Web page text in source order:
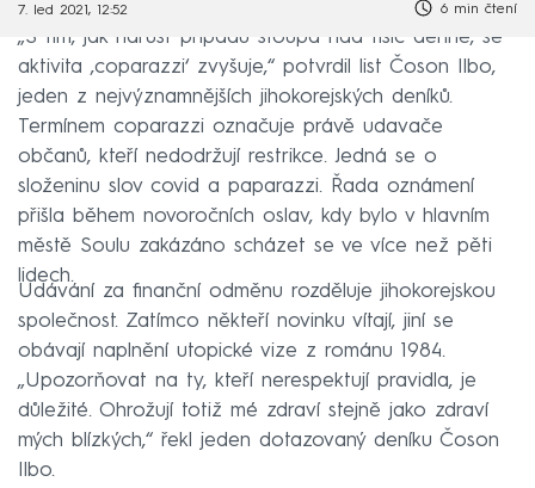
7. led 2021, 12:52 6 min čtení
„S tím, jak nárůst případů stoupá nad tisíc denně, se
aktivita ‚coparazzi‘ zvyšuje,“ potvrdil list Čoson Ilbo,
jeden z nejvýznamnějších jihokorejských deníků.
Termínem coparazzi označuje právě udavače
občanů, kteří nedodržují restrikce. Jedná se o
složeninu slov covid a paparazzi. Řada oznámení
přišla během novoročních oslav, kdy bylo v hlavním
městě Soulu zakázáno scházet se ve více než pěti
lidech.
Udávání za finanční odměnu rozděluje jihokorejskou
společnost. Zatímco někteří novinku vítají, jiní se
obávají naplnění utopické vize z románu 1984.
„Upozorňovat na ty, kteří nerespektují pravidla, je
důležité. Ohrožují totiž mé zdraví stejně jako zdraví
mých blízkých,“ řekl jeden dotazovaný deníku Čoson
Ilbo.